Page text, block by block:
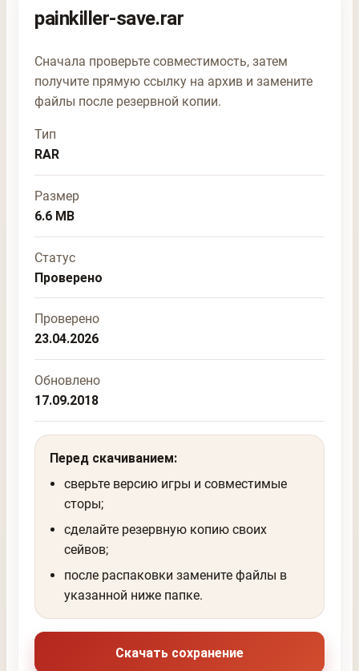
painkiller-save.rar
Сначала проверьте совместимость, затем
получите прямую ссылку на архив и замените
файлы после резервной копии.
Тип
RAR
Размер
6.6 MB
Статус
Проверено
Проверено
23.04.2026
Обновлено
17.09.2018
Перед скачиванием:
сверьте версию игры и совместимые
сторы;
сделайте резервную копию своих
сейвов;
после распаковки замените файлы в
указанной ниже папке.
Скачать сохранение